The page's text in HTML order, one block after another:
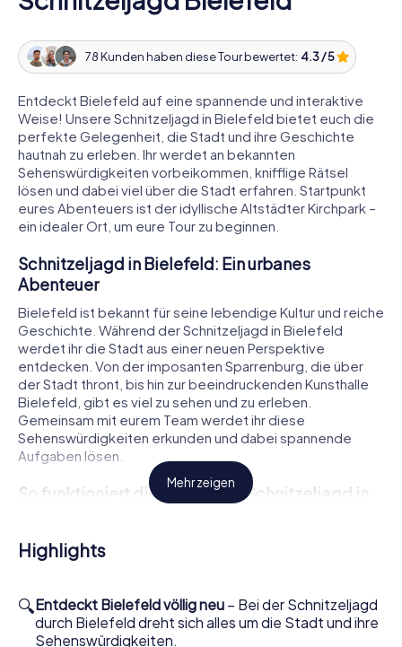
78 Kunden haben diese Tour bewertet: 4.3 / 5
Entdeckt Bielefeld auf eine spannende und interaktive
Weise! Unsere Schnitzeljagd in Bielefeld bietet euch die
perfekte Gelegenheit, die Stadt und ihre Geschichte
hautnah zu erleben. Ihr werdet an bekannten
Sehenswürdigkeiten vorbeikommen, knifflige Rätsel
lösen und dabei viel über die Stadt erfahren. Startpunkt
eures Abenteuers ist der idyllische Altstädter Kirchpark –
ein idealer Ort, um eure Tour zu beginnen.
Schnitzeljagd in Bielefeld: Ein urbanes
Abenteuer
Bielefeld ist bekannt für seine lebendige Kultur und reiche
Geschichte. Während der Schnitzeljagd in Bielefeld
werdet ihr die Stadt aus einer neuen Perspektive
entdecken. Von der imposanten Sparrenburg, die über
der Stadt thront, bis hin zur beeindruckenden Kunsthalle
Bielefeld, gibt es viel zu sehen und zu erleben.
Gemeinsam mit eurem Team werdet ihr diese
Sehenswürdigkeiten erkunden und dabei spannende
Aufgaben lösen.
So funktioniert die interaktive Schnitzeljagd in
Um die Schnitzeljagd in Bielefeld zu starten, kauft ihr
zunächst Tickets in unserem Onlineshop. Das geht ganz
Postfach. Dann kann es auch schon losgehen, denn für die
Schnitzeljagd gibt es keine Beschränkungen und keine
Öffnungszeiten. Das Spielfeld ist die Altstadt selbst und
Mehr zeigen
Highlights
🔍Entdeckt Bielefeld völlig neu – Bei der Schnitzeljagd
durch Bielefeld dreht sich alles um die Stadt und ihre
Sehenswürdigkeiten.